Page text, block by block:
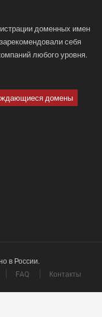
доменных имен
себя
любого уровня.
домены
в России.
FAQ Контакты